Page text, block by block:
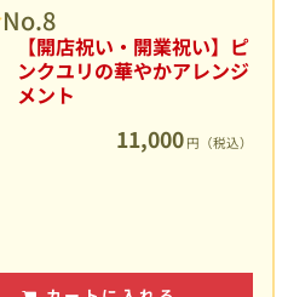
No.8
【開店祝い・開業祝い】ピ
ンクユリの華やかアレンジ
メント
11,000 円（税込）